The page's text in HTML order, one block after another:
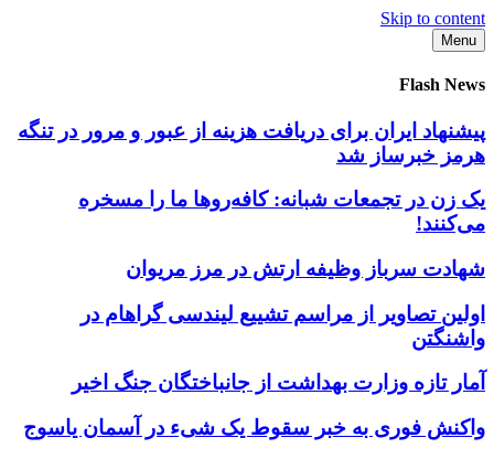
Skip to content
Menu
Flash News
پیشنهاد ایران برای دریافت هزینه از عبور و مرور در تنگه
هرمز خبرساز شد
یک زن در تجمعات شبانه: کافه‌روها ما را مسخره
می‌کنند!
شهادت سرباز وظیفه ارتش در مرز مریوان
اولین تصاویر از مراسم تشییع لیندسی گراهام در
واشنگتن
آمار تازه وزارت بهداشت از جانباختگان جنگ اخیر
واکنش فوری به خبر سقوط یک شیء در آسمان یاسوج